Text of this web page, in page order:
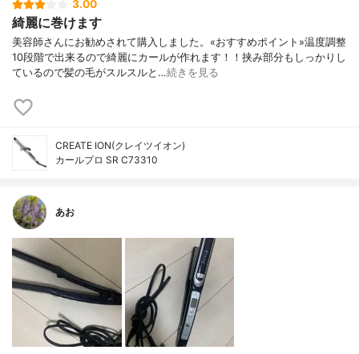
3.00
綺麗に巻けます
美容師さんにお勧めされて購入しました。«おすすめポイント»温度調整
10段階で出来るので綺麗にカールが作れます！！挟み部分もしっかりし
ているので髪の毛がスルスルと…続きを見る
CREATE ION(クレイツイオン)
カールプロ SR C73310
あお